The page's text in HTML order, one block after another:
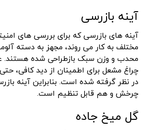
آینه بازرسی
آینه های بازرسی که برای بررسی های
مختلف به کار می روند، مجهز به دسته
محدب و وزن سبک بازطراحی شده هستند.
چراغ مشعل برای اطمینان از دید کافی،
در نظر گرفته شده است. بنابراین آینه
چرخش و هم قابل تنظیم است.
گل میخ جاده